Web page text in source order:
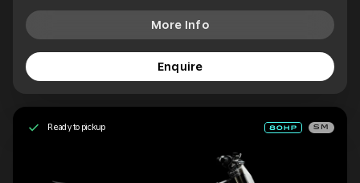
More Info
Enquire
Ready to pickup SM